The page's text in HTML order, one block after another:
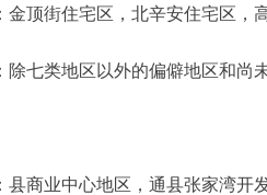
顶街住宅区，北辛安住宅区，
七类地区以外的偏僻地区和尚
商业中心地区，通县张家湾开